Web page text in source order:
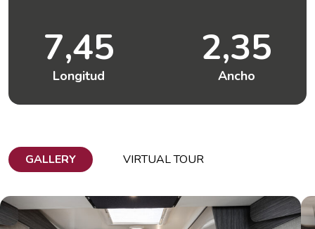
7,45
Longitud
2,35
Ancho
GALLERY VIRTUAL TOUR